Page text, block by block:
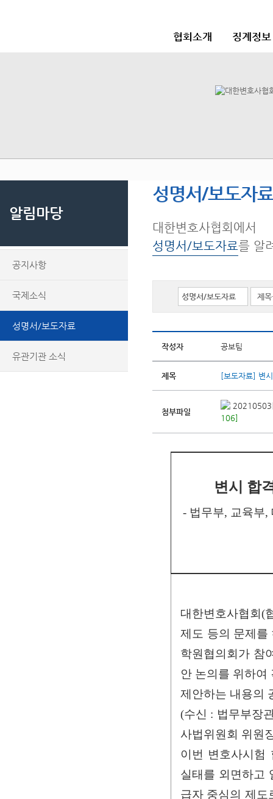
협회소개 징계정
알림마당
공지사항
국제소식
성명서/보도자료
유관기관 소식
성명서/보도자료
대한변호사협회에서
성명서/보도자료를 알
작성자 공보팀
제목 [보도자료] 변
첨부파일
20210503[
106]
변시 합
- 법무부, 교육부
대한변호사협회(
제도 등의 문제를
학원협의회가 참
안 논의를 위하여
제안하는 내용의
(수신 : 법무부장
사법위원회 위원
이번 변호사시험
실태를 외면하고
급자 중심의 제도